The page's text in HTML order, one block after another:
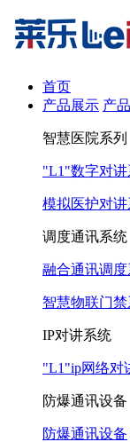
首页
产品展示 产
智慧医院系列
"L1"数字对讲
模拟医护对
调度通讯系统
融合通讯调
智慧物联门
IP对讲系统
"L1"ip网络对
防爆通讯设备
防爆通讯设备